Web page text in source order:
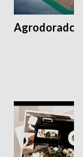
Agrodoradcy